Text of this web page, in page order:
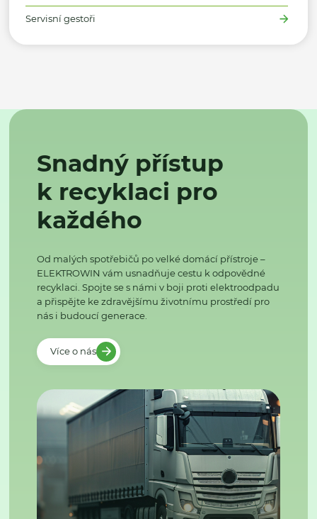
Servisní gestoři
Snadný přístup
k recyklaci pro
každého
Od malých spotřebičů po velké domácí přístroje –
ELEKTROWIN vám usnadňuje cestu k odpovědné
recyklaci. Spojte se s námi v boji proti elektroodpadu
a přispějte ke zdravějšímu životnímu prostředí pro
nás i budoucí generace.
Více o nás